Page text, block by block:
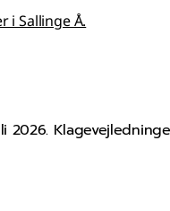
i Sallinge Å.